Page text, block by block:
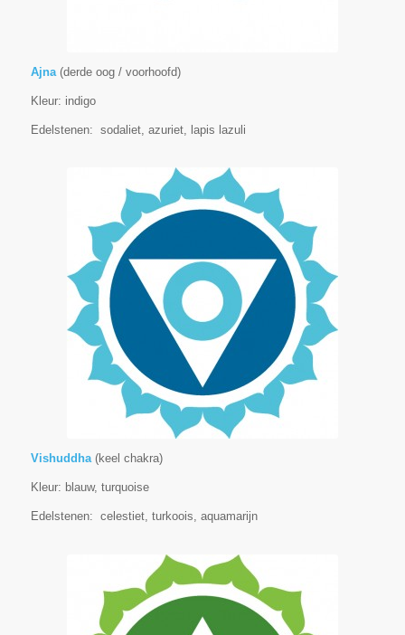
Ajna(derde oog / voorhoofd)
Kleur: indigo
Edelstenen: sodaliet, azuriet, lapis lazuli
Vishuddha(keel chakra)
Kleur: blauw, turquoise
Edelstenen: celestiet, turkoois, aquamarijn